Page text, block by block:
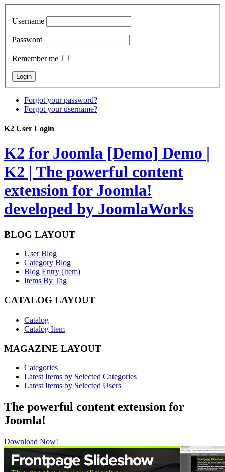
Username
Password
Remember me
Forgot your password?
Forgot your username?
K2 User Login
K2 for Joomla [Demo] Demo |
K2 | The powerful content
extension for Joomla!
developed by JoomlaWorks
BLOG LAYOUT
User Blog
Category Blog
Blog Entry (Item)
Items By Tag
CATALOG LAYOUT
Catalog
Catalog Item
MAGAZINE LAYOUT
Categories
Latest Items by Selected Categories
Latest Items by Selected Users
The powerful content extension for
Joomla!
Download Now!